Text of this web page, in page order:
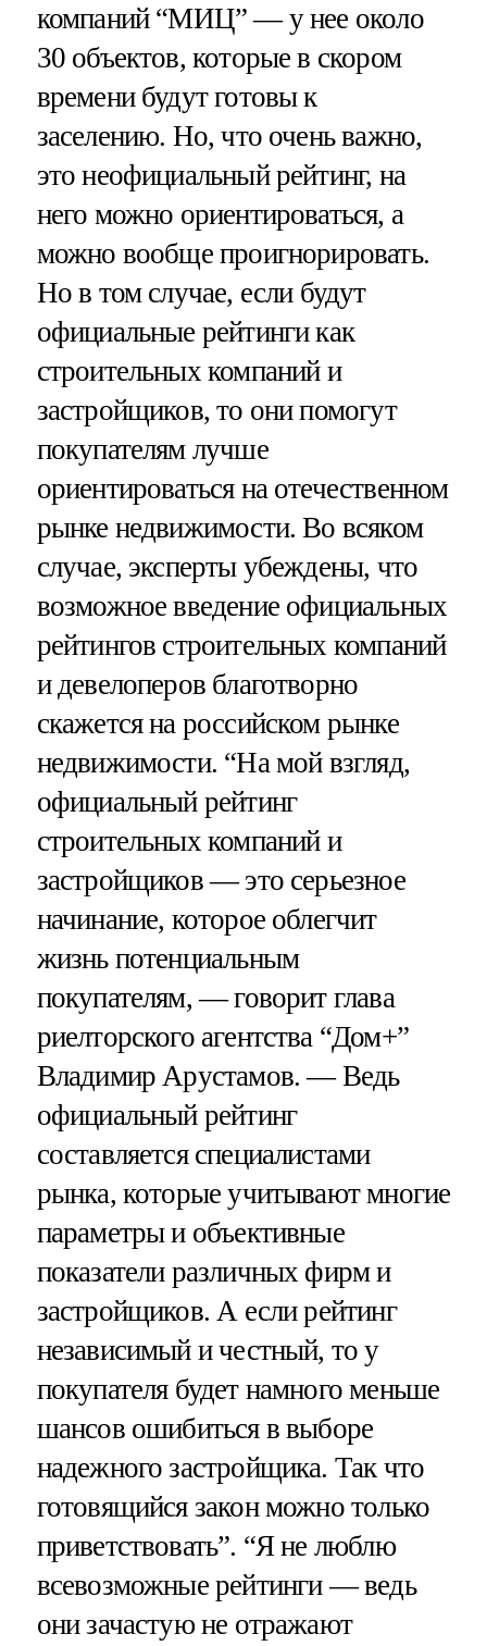
компаний “МИЦ” — у нее около
30 объектов, которые в скором
времени будут готовы к
заселению. Но, что очень важно,
это неофициальный рейтинг, на
него можно ориентироваться, а
можно вообще проигнорировать.
Но в том случае, если будут
официальные рейтинги как
строительных компаний и
застройщиков, то они помогут
покупателям лучше
ориентироваться на отечественном
рынке недвижимости. Во всяком
случае, эксперты убеждены, что
возможное введение официальных
рейтингов строительных компаний
и девелоперов благотворно
скажется на российском рынке
недвижимости. “На мой взгляд,
официальный рейтинг
строительных компаний и
застройщиков — это серьезное
начинание, которое облегчит
жизнь потенциальным
покупателям, — говорит глава
риелторского агентства “Дом+”
Владимир Арустамов. — Ведь
официальный рейтинг
составляется специалистами
рынка, которые учитывают многие
параметры и объективные
показатели различных фирм и
застройщиков. А если рейтинг
независимый и честный, то у
покупателя будет намного меньше
шансов ошибиться в выборе
надежного застройщика. Так что
готовящийся закон можно только
приветствовать”. “Я не люблю
всевозможные рейтинги — ведь
они зачастую не отражают